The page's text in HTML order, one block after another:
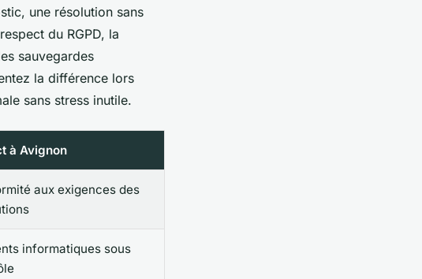
une résolution sans
du RGPD, la
sauvegardes
la différence lors
sans stress inutile.
à Avignon
aux exigences des
informatiques sous